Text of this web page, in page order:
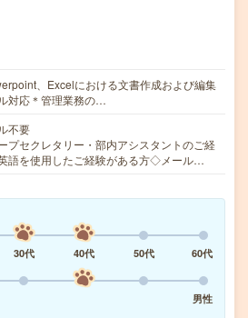
、Excelにおける文書作成および編集
対応＊管理業務の…
不要
プセクレタリー・部内アシスタントのご経
語を使用したご経験がある方◇メール…
30代 40代 50代
60代
男性